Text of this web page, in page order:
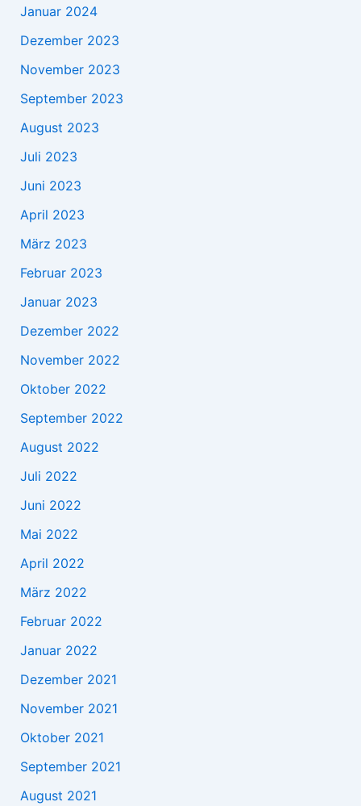
Januar 2024
Dezember 2023
November 2023
September 2023
August 2023
Juli 2023
Juni 2023
April 2023
März 2023
Februar 2023
Januar 2023
Dezember 2022
November 2022
Oktober 2022
September 2022
August 2022
Juli 2022
Juni 2022
Mai 2022
April 2022
März 2022
Februar 2022
Januar 2022
Dezember 2021
November 2021
Oktober 2021
September 2021
August 2021